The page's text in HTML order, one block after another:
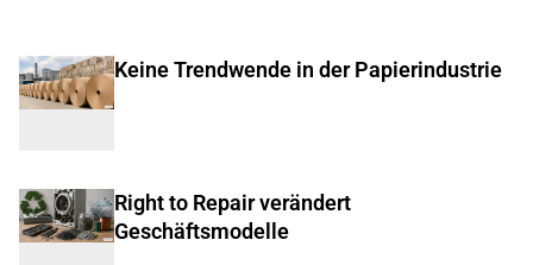
Keine Trendwende in der Papierindustrie
Right to Repair verändert
Geschäftsmodelle